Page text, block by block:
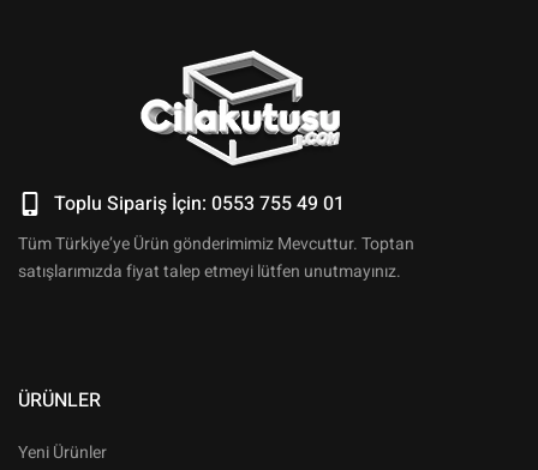
Toplu Sipariş İçin: 0553 755 49 01
Tüm Türkiye’ye Ürün gönderimimiz Mevcuttur. Toptan
satışlarımızda fiyat talep etmeyi lütfen unutmayınız.
ÜRÜNLER
Yeni Ürünler